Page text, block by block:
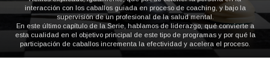
interacción con los caballos guiada en proceso de coaching, y bajo la
supervisión de un profesional de la salud mental.
En este último capítulo de la Serie, hablamos de liderazgo, qué convierte a
esta cualidad en el objetivo principal de este tipo de programas y por qué la
participación de caballos incrementa la efectividad y acelera el proceso.